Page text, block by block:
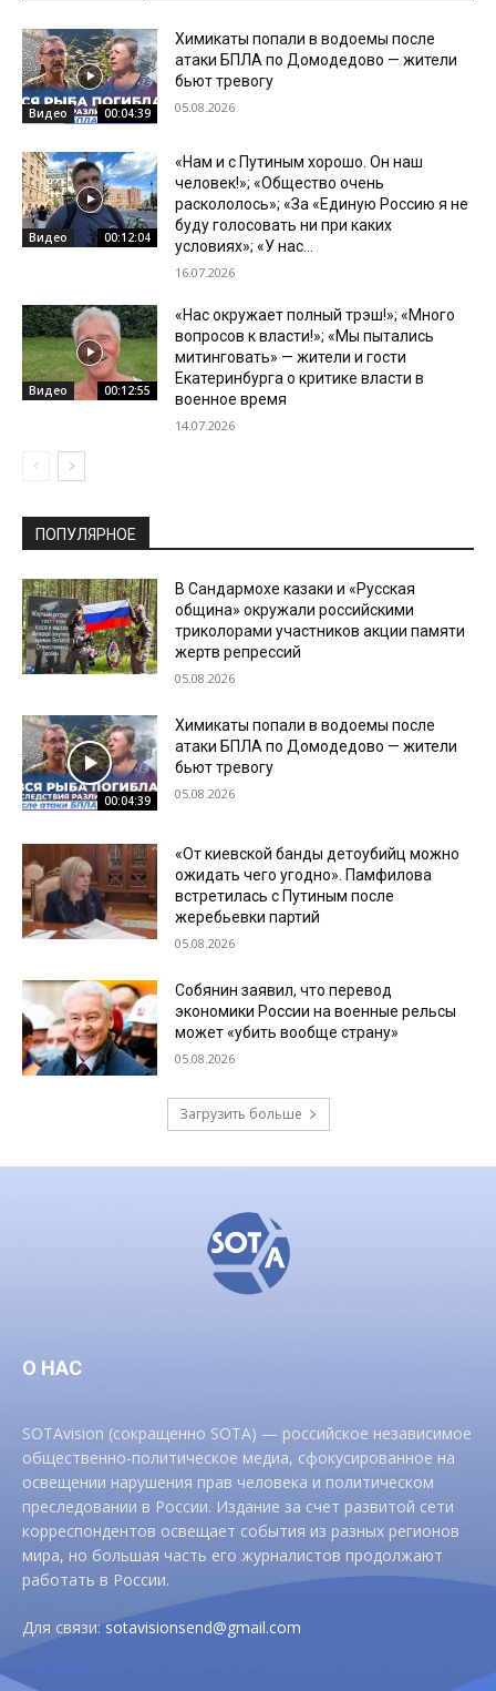
Видео 00:04:39
Химикаты попали в водоемы после
атаки БПЛА по Домодедово — жители
бьют тревогу
05.08.2026
Видео 00:12:04
«Нам и с Путиным хорошо. Он наш
человек!»; «Общество очень
раскололось»; «За «Единую Россию я не
буду голосовать ни при каких
условиях»; «У нас...
16.07.2026
Видео 00:12:55
«Нас окружает полный трэш!»; «Много
вопросов к власти!»; «Мы пытались
митинговать» — жители и гости
Екатеринбурга о критике власти в
военное время
14.07.2026
ПОПУЛЯРНОЕ
В Сандармохе казаки и «Русская
община» окружали российскими
триколорами участников акции памяти
жертв репрессий
05.08.2026
00:04:39
Химикаты попали в водоемы после
атаки БПЛА по Домодедово — жители
бьют тревогу
05.08.2026
«От киевской банды детоубийц можно
ожидать чего угодно». Памфилова
встретилась с Путиным после
жеребьевки партий
05.08.2026
Собянин заявил, что перевод
экономики России на военные рельсы
может «убить вообще страну»
05.08.2026
Загрузить больше
О НАС
SOTAvision (сокращенно SOTA) — российское независимое
общественно-политическое медиа, сфокусированное на
освещении нарушения прав человека и политическом
преследовании в России. Издание за счет развитой сети
корреспондентов освещает события из разных регионов
мира, но большая часть его журналистов продолжают
работать в России.
Для связи:sotavisionsend@gmail.com